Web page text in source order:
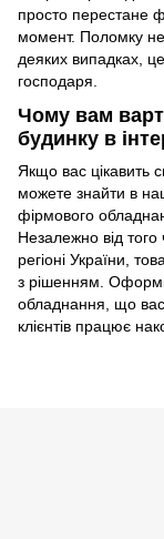
просто перестане
момент. Поломку
деяких випадках,
господаря.
Чому вам
будинку в
Якщо вас цікавить
можете знайти в
фірмового
Незалежно від
регіоні України,
з рішенням.
обладнання, що вас
клієнтів працює